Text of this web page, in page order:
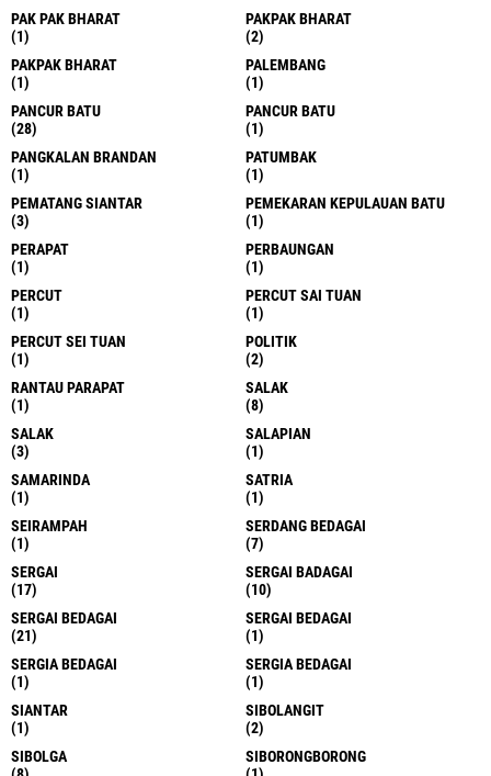
PAK PAK BHARAT
(1)
PAKPAK BHARAT
(2)
PAKPAK BHARAT
(1)
PALEMBANG
(1)
PANCUR BATU
(28)
PANCUR BATU
(1)
PANGKALAN BRANDAN
(1)
PATUMBAK
(1)
PEMATANG SIANTAR
(3)
PEMEKARAN KEPULAUAN BATU
(1)
PERAPAT
(1)
PERBAUNGAN
(1)
PERCUT
(1)
PERCUT SAI TUAN
(1)
PERCUT SEI TUAN
(1)
POLITIK
(2)
RANTAU PARAPAT
(1)
SALAK
(8)
SALAK
(3)
SALAPIAN
(1)
SAMARINDA
(1)
SATRIA
(1)
SEIRAMPAH
(1)
SERDANG BEDAGAI
(7)
SERGAI
(17)
SERGAI BADAGAI
(10)
SERGAI BEDAGAI
(21)
SERGAI BEDAGAI
(1)
SERGIA BEDAGAI
(1)
SERGIA BEDAGAI
(1)
SIANTAR
(1)
SIBOLANGIT
(2)
SIBOLGA
SIBORONGBORONG